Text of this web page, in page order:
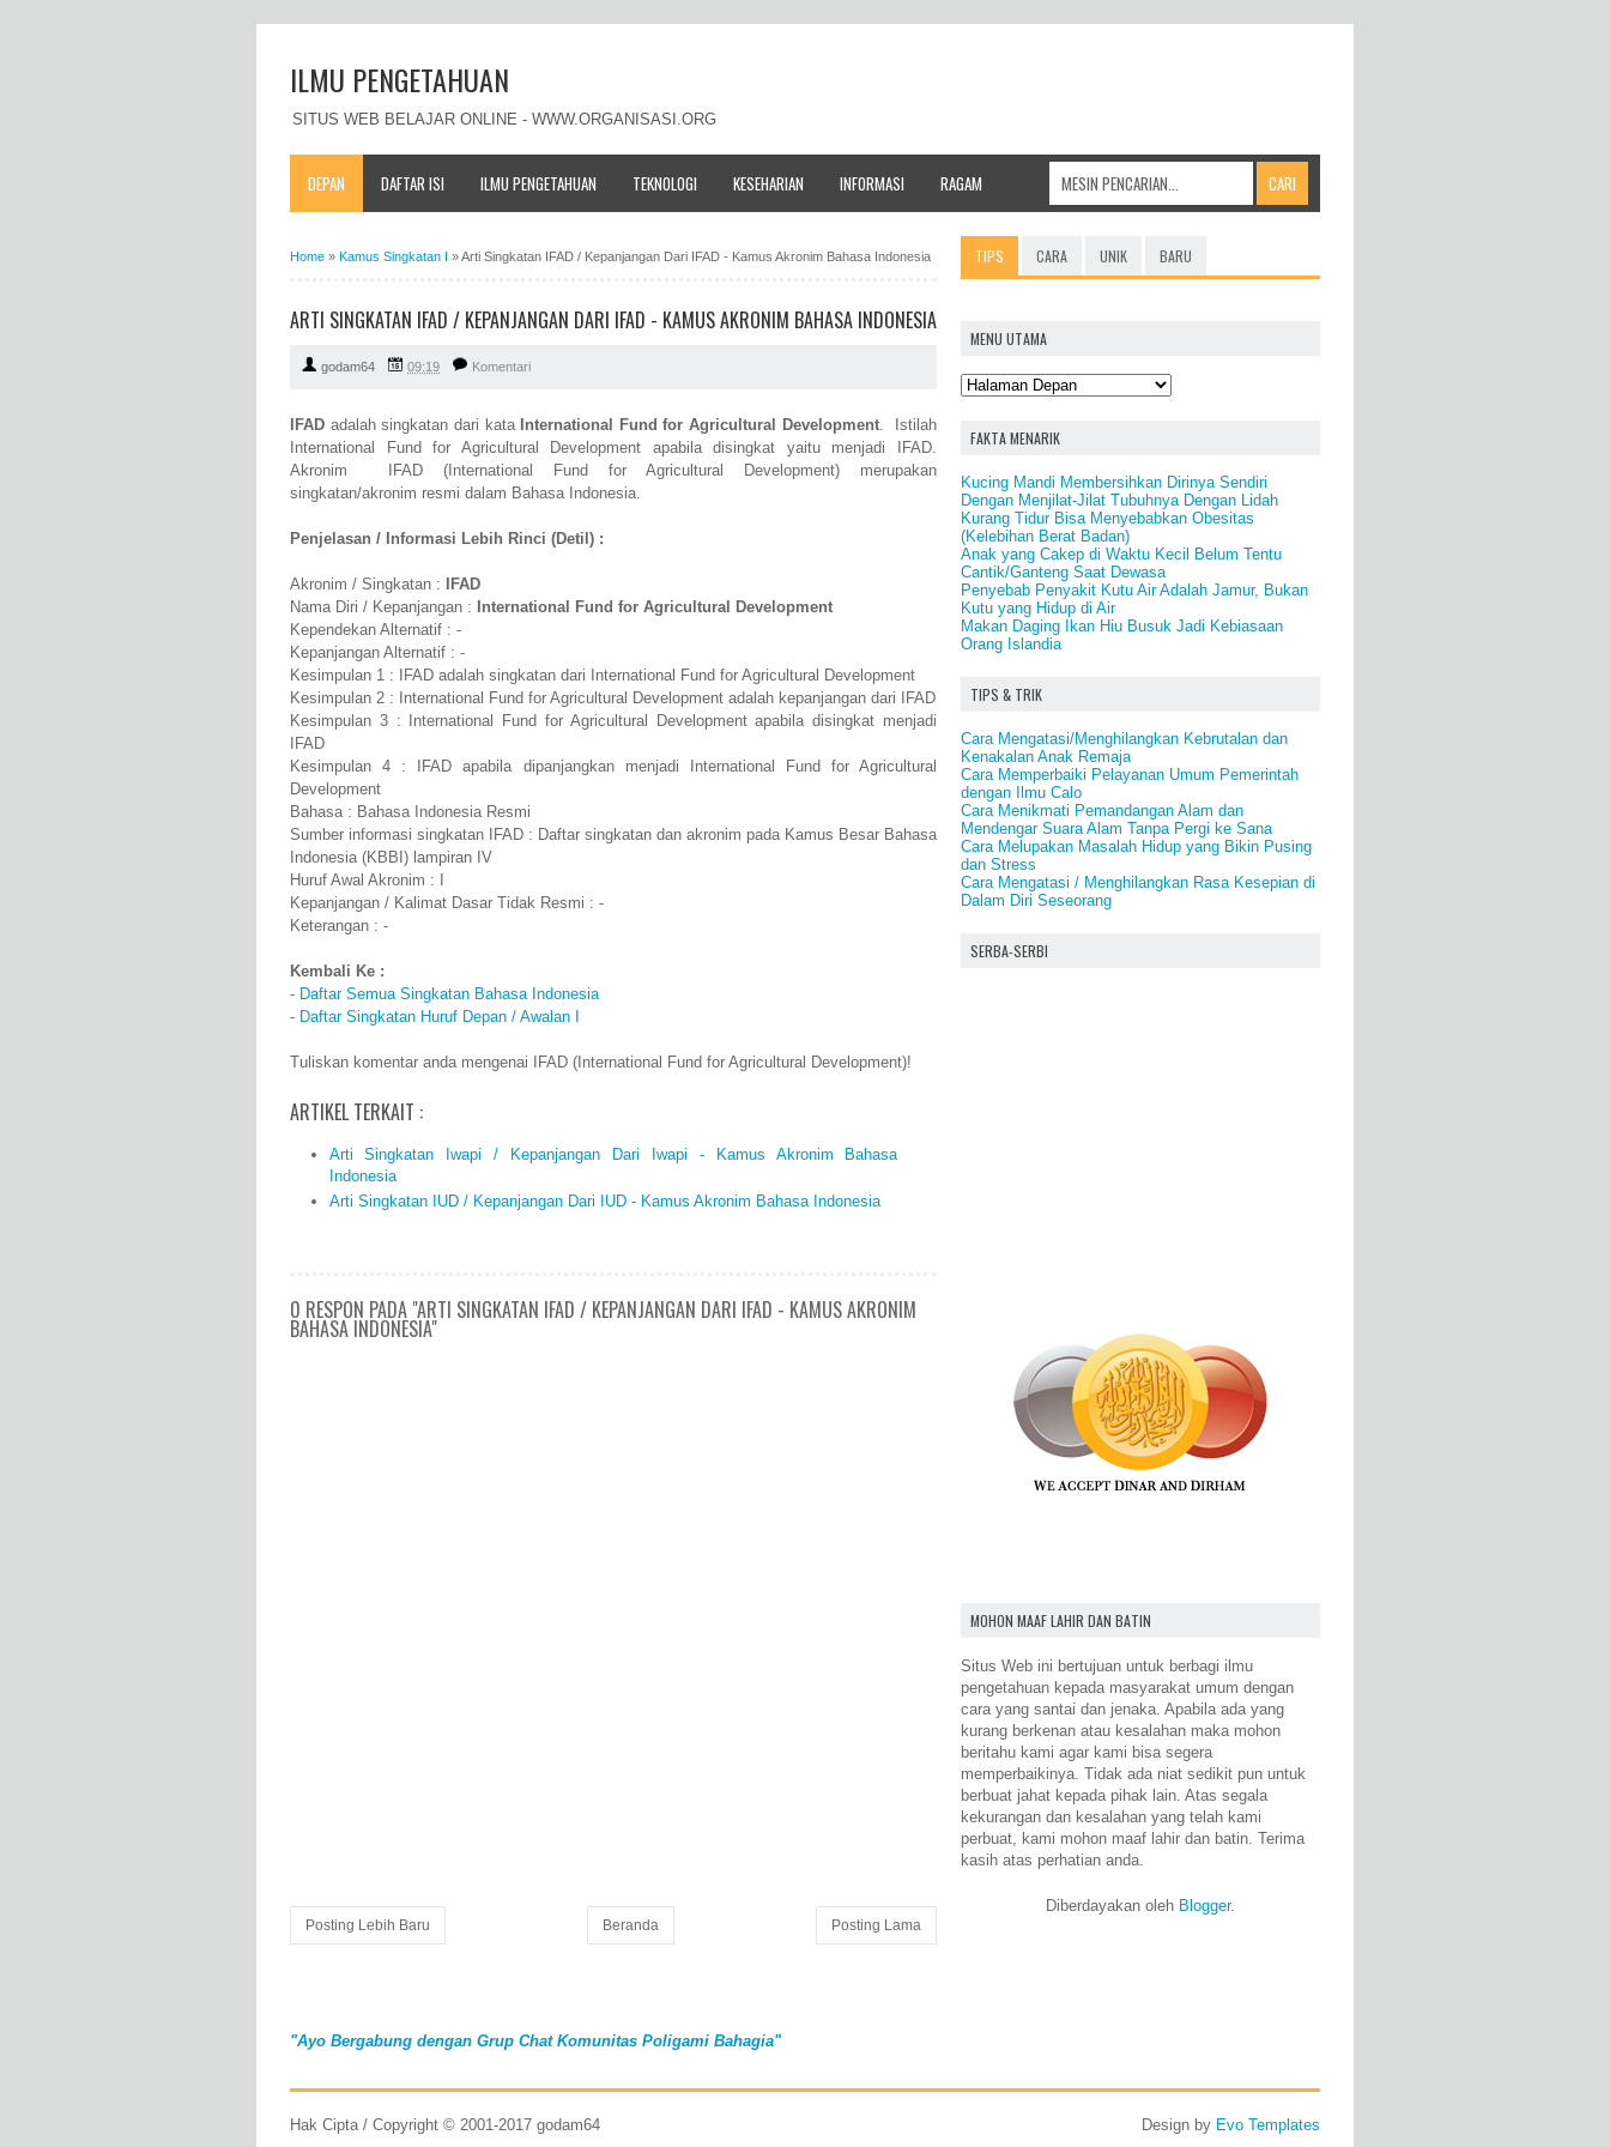
ILMU PENGETAHUAN
SITUS WEB BELAJAR ONLINE - WWW.ORGANISASI.ORG
DEPAN DAFTAR ISI ILMU PENGETAHUAN TEKNOLOGI KESEHARIAN INFORMASI RAGAM
Home » Kamus Singkatan I »Arti Singkatan IFAD / Kepanjangan Dari IFAD - Kamus Akronim Bahasa Indonesia
ARTI SINGKATAN IFAD / KEPANJANGAN DARI IFAD - KAMUS AKRONIM BAHASA INDONESIA
godam64 09:19 Komentari
IFAD adalah singkatan dari kata International Fund for Agricultural Development. Istilah
International Fund for Agricultural Development apabila disingkat yaitu menjadi IFAD.
Akronim IFAD (International Fund for Agricultural Development) merupakan
singkatan/akronim resmi dalam Bahasa Indonesia.
Penjelasan / Informasi Lebih Rinci (Detil) :
Akronim / Singkatan :
IFAD
Nama Diri / Kepanjangan :
International Fund for Agricultural Development
Kependekan Alternatif : -
Kepanjangan Alternatif : -
Kesimpulan 1 : IFAD adalah singkatan dari International Fund for Agricultural Development
Kesimpulan 2 : International Fund for Agricultural Development adalah kepanjangan dari IFAD
Kesimpulan 3 : International Fund for Agricultural Development apabila disingkat menjadi
IFAD
Kesimpulan 4 : IFAD apabila dipanjangkan menjadi International Fund for Agricultural
Development
Bahasa : Bahasa Indonesia Resmi
Sumber informasi singkatan IFAD : Daftar singkatan dan akronim pada Kamus Besar Bahasa
Indonesia (KBBI) lampiran IV
Huruf Awal Akronim : I
Kepanjangan / Kalimat Dasar Tidak Resmi : -
Keterangan : -
Kembali Ke :
- Daftar Semua Singkatan Bahasa Indonesia
- Daftar Singkatan Huruf Depan / Awalan I
Tuliskan komentar anda mengenai IFAD (International Fund for Agricultural Development)!
ARTIKEL TERKAIT :
Arti Singkatan Iwapi / Kepanjangan Dari Iwapi - Kamus Akronim Bahasa
Indonesia
Arti Singkatan IUD / Kepanjangan Dari IUD - Kamus Akronim Bahasa Indonesia
0 RESPON PADA "ARTI SINGKATAN IFAD / KEPANJANGAN DARI IFAD - KAMUS AKRONIM
BAHASA INDONESIA"
Posting Lebih Baru Posting Lama
Beranda
"Ayo Bergabung dengan Grup Chat Komunitas Poligami Bahagia"
TIPS CARA UNIK BARU
MENU UTAMA
FAKTA MENARIK
Kucing Mandi Membersihkan Dirinya Sendiri
Dengan Menjilat-Jilat Tubuhnya Dengan Lidah
Kurang Tidur Bisa Menyebabkan Obesitas
(Kelebihan Berat Badan)
Anak yang Cakep di Waktu Kecil Belum Tentu
Cantik/Ganteng Saat Dewasa
Penyebab Penyakit Kutu Air Adalah Jamur, Bukan
Kutu yang Hidup di Air
Makan Daging Ikan Hiu Busuk Jadi Kebiasaan
Orang Islandia
TIPS & TRIK
Cara Mengatasi/Menghilangkan Kebrutalan dan
Kenakalan Anak Remaja
Cara Memperbaiki Pelayanan Umum Pemerintah
dengan Ilmu Calo
Cara Menikmati Pemandangan Alam dan
Mendengar Suara Alam Tanpa Pergi ke Sana
Cara Melupakan Masalah Hidup yang Bikin Pusing
dan Stress
Cara Mengatasi / Menghilangkan Rasa Kesepian di
Dalam Diri Seseorang
SERBA-SERBI
MOHON MAAF LAHIR DAN BATIN
Situs Web ini bertujuan untuk berbagi ilmu
pengetahuan kepada masyarakat umum dengan
cara yang santai dan jenaka. Apabila ada yang
kurang berkenan atau kesalahan maka mohon
beritahu kami agar kami bisa segera
memperbaikinya. Tidak ada niat sedikit pun untuk
berbuat jahat kepada pihak lain. Atas segala
kekurangan dan kesalahan yang telah kami
perbuat, kami mohon maaf lahir dan batin. Terima
kasih atas perhatian anda.
Diberdayakan oleh Blogger.
Hak Cipta / Copyright © 2001-2017 godam64 Design by Evo Templates